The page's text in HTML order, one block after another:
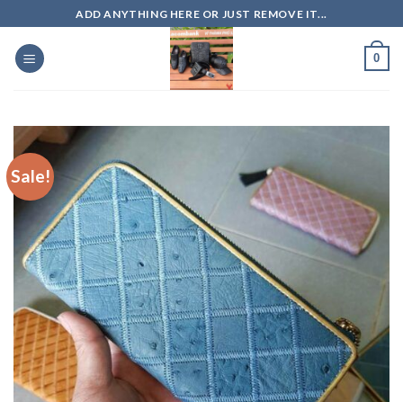
to
content
ADD ANYTHING HERE OR JUST REMOVE IT...
0
Sale!